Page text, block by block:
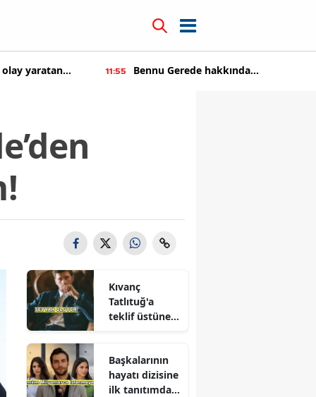
14:22 Kıvanç Tatlıtuğ'a teklif üstüne teklif
Kıvanç
Tatlıtuğ'a
teklif üstüne
Başkalarının
hayatı dizisine
ilk tanıtımdan